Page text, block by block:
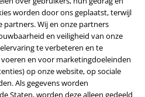
worden door ons geplaatst, terwijl
partners. Wij en onze partners
en veiligheid van onze
te verbeteren en te
en voor marketingdoeleinden
op onze website, op sociale
Als gegevens worden
Staten, worden deze alleen gedeeld